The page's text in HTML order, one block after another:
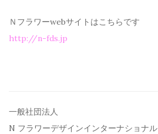
Ｎフラワーwebサイトはこちらです
http://n-fds.jp
一般社団法人
N フラワーデザインインターナショナル